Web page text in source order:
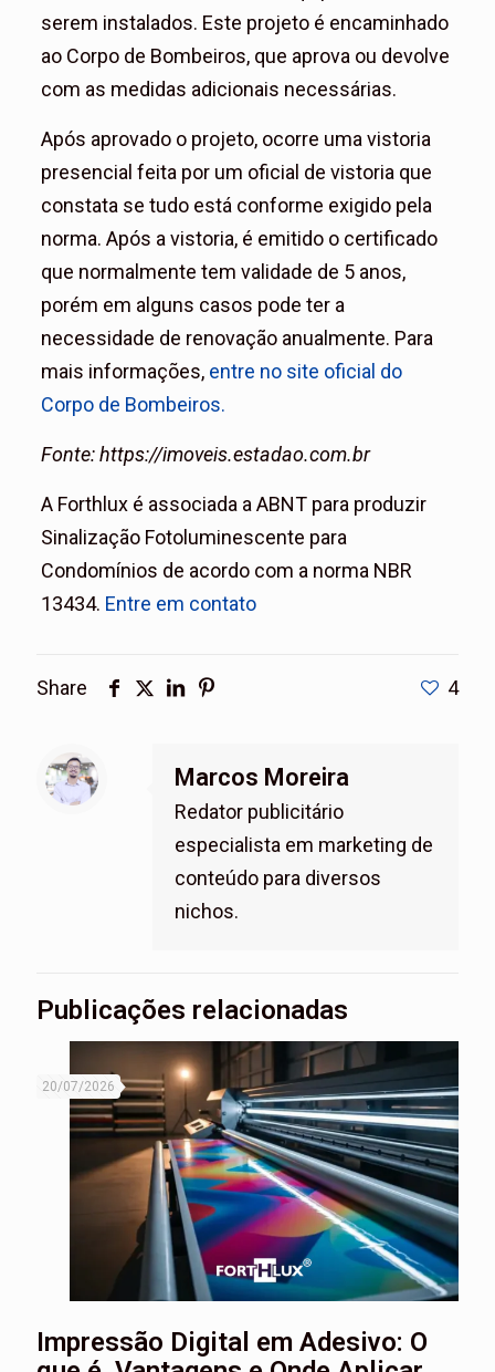
serem instalados. Este projeto é encaminhado
ao Corpo de Bombeiros, que aprova ou devolve
com as medidas adicionais necessárias.
Após aprovado o projeto, ocorre uma vistoria
presencial feita por um oficial de vistoria que
constata se tudo está conforme exigido pela
norma. Após a vistoria, é emitido o certificado
que normalmente tem validade de 5 anos,
porém em alguns casos pode ter a
necessidade de renovação anualmente. Para
mais informações, entre no site oficial do
Corpo de Bombeiros.
Fonte: https://imoveis.estadao.com.br
A Forthlux é associada a ABNT para produzir
Sinalização Fotoluminescente para
Condomínios de acordo com a norma NBR
13434. Entre em contato
Share 4
Marcos Moreira
Redator publicitário
especialista em marketing de
conteúdo para diversos
nichos.
Publicações relacionadas
20/07/2026
Impressão Digital em Adesivo: O